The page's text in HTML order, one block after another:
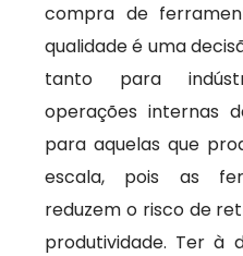
compra de
qualidade é uma
tanto para
operações internas
para aquelas que
escala, pois as
reduzem o risco de
produtividade. Ter à